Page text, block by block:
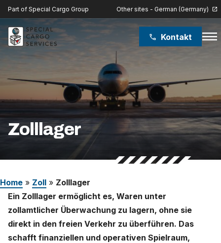
Part of Special Cargo Group Other sites - German (Germany) open_in_new
phone Kontakt menu
Zolllager
Home » Zoll » Zolllager
Ein Zolllager ermöglicht es, Waren unter
zollamtlicher Überwachung zu lagern, ohne sie
direkt in den freien Verkehr zu überführen. Das
schafft finanziellen und operativen Spielraum,
Special Cargo College
Isologic
Über uns
Karriere